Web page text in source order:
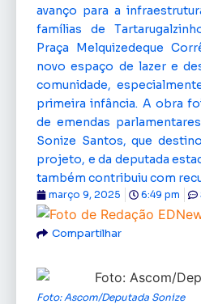
avanço para a
famílias de
Praça Melquizedeque
novo espaço de lazer e
comunidade,
primeira infância. A obra
de emendas
Sonize Santos, que
projeto, e da deputada
também contribuiu com
março 9, 2025 6:49 pm
Compartilhar
Foto: Ascom/Deputada Sonize